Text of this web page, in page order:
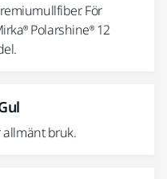
För
Polarshine® 12
bruk.